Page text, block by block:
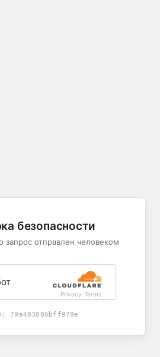
безопасности
запрос отправлен человеком
Privacy-Terms
70a403886bff979e